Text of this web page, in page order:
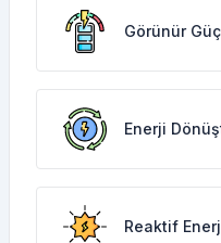
Görünür
Enerji
Reaktif